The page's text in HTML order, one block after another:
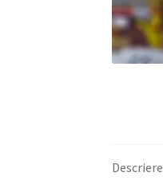
Descriere